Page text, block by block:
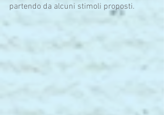
partendo da alcuni stimoli proposti.